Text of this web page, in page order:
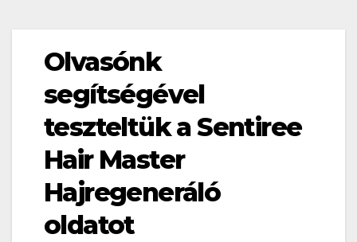
Olvasónk
segítségével
teszteltük a Sentiree
Hair Master
Hajregeneráló
oldatot